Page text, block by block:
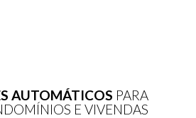
AUTOMÁTICOS PARA
E VIVENDAS